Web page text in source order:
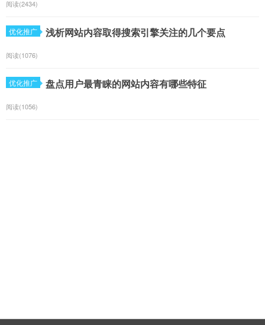
阅读(2434)
优化推广 浅析网站内容取得搜索引擎关注的几个要点
阅读(1076)
优化推广 盘点用户最青睐的网站内容有哪些特征
阅读(1056)